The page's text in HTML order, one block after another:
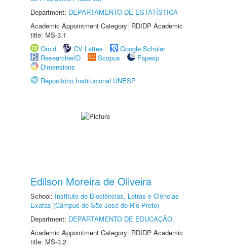
Department: DEPARTAMENTO DE ESTATÍSTICA
Academic Appointment Category: RDIDP Academic
title: MS-3.1
Orcid
CV Lattes
Google Scholar
ResearcherID
Scopus
Fapesp
Dimensions
Repositório Institucional UNESP
Edilson Moreira de Oliveira
School: Instituto de Biociências, Letras e Ciências
Exatas (Câmpus de São José do Rio Preto)
Department: DEPARTAMENTO DE EDUCAÇÃO
Academic Appointment Category: RDIDP Academic
title: MS-3.2